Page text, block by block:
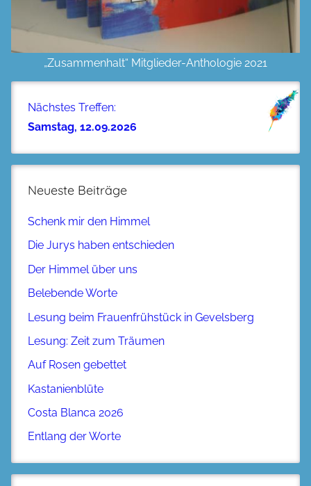
„Zusammenhalt“ Mitglieder-Anthologie 2021
Nächstes Treffen:
Samstag, 12.09.2026
Neueste Beiträge
Schenk mir den Himmel
Die Jurys haben entschieden
Der Himmel über uns
Belebende Worte
Lesung beim Frauenfrühstück in Gevelsberg
Lesung: Zeit zum Träumen
Auf Rosen gebettet
Kastanienblüte
Costa Blanca 2026
Entlang der Worte